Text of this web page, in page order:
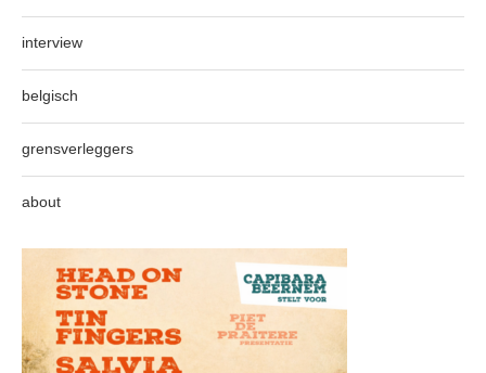
interview
belgisch
grensverleggers
about